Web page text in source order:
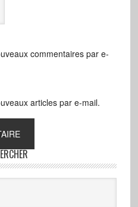
commentaires par e-
articles par e-mail.